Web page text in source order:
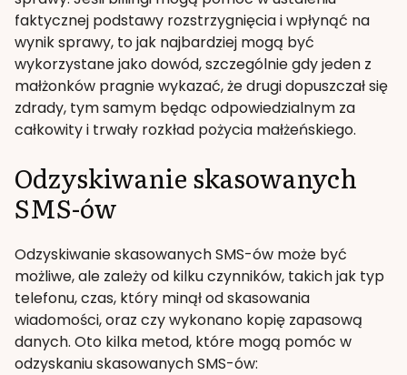
faktycznej podstawy rozstrzygnięcia i wpłynąć na
wynik sprawy, to jak najbardziej mogą być
wykorzystane jako dowód, szczególnie gdy jeden z
małżonków pragnie wykazać, że drugi dopuszczał się
zdrady, tym samym będąc odpowiedzialnym za
całkowity i trwały rozkład pożycia małżeńskiego.
Odzyskiwanie skasowanych
SMS-ów
Odzyskiwanie skasowanych SMS-ów może być
możliwe, ale zależy od kilku czynników, takich jak typ
telefonu, czas, który minął od skasowania
wiadomości, oraz czy wykonano kopię zapasową
danych. Oto kilka metod, które mogą pomóc w
odzyskaniu skasowanych SMS-ów: